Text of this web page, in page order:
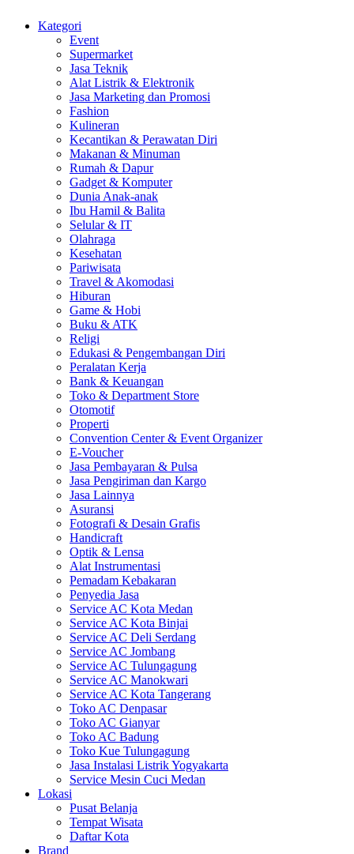
Kategori
Event
Supermarket
Jasa Teknik
Alat Listrik & Elektronik
Jasa Marketing dan Promosi
Fashion
Kulineran
Kecantikan & Perawatan Diri
Makanan & Minuman
Rumah & Dapur
Gadget & Komputer
Dunia Anak-anak
Ibu Hamil & Balita
Selular & IT
Olahraga
Kesehatan
Pariwisata
Travel & Akomodasi
Hiburan
Game & Hobi
Buku & ATK
Religi
Edukasi & Pengembangan Diri
Peralatan Kerja
Bank & Keuangan
Toko & Department Store
Otomotif
Properti
Convention Center & Event Organizer
E-Voucher
Jasa Pembayaran & Pulsa
Jasa Pengiriman dan Kargo
Jasa Lainnya
Asuransi
Fotografi & Desain Grafis
Handicraft
Optik & Lensa
Alat Instrumentasi
Pemadam Kebakaran
Penyedia Jasa
Service AC Kota Medan
Service AC Kota Binjai
Service AC Deli Serdang
Service AC Jombang
Service AC Tulungagung
Service AC Manokwari
Service AC Kota Tangerang
Toko AC Denpasar
Toko AC Gianyar
Toko AC Badung
Toko Kue Tulungagung
Jasa Instalasi Listrik Yogyakarta
Service Mesin Cuci Medan
Lokasi
Pusat Belanja
Tempat Wisata
Daftar Kota
Brand